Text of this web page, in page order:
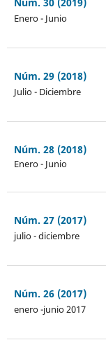
Enero - Junio
Núm. 29 (2018)
Julio - Diciembre
Núm. 28 (2018)
Enero - Junio
Núm. 27 (2017)
julio - diciembre
Núm. 26 (2017)
enero -junio 2017